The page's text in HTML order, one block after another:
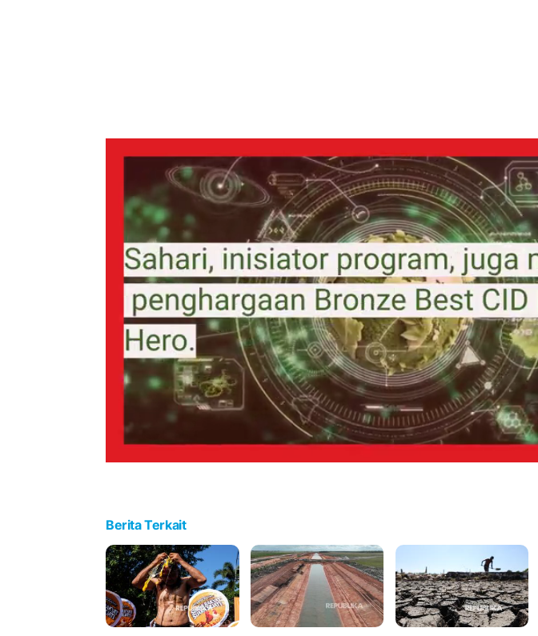
Berita Terkait